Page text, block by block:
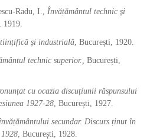
Radu, I., Învățământul technic și
1919.
și industrială, București, 1920.
technic superior., București,
cu ocazia discuțiunii răspunsului
1927-28, București, 1927.
secundar. Discurs ținut în
, București, 1928.